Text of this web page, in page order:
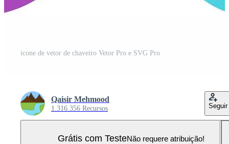
ícone de vetor de chaveiro Vetor Pro e SVG Pro
Qaisir Mehmood
1.316.356 Recursos Seguir
Grátis com TesteNão requere atribuição!